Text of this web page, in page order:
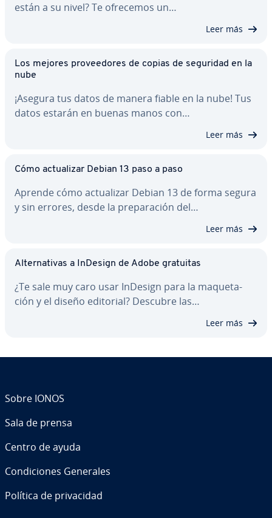
están a su nivel? Te ofrecemos un…
Leer más
Los mejores pro­vee­do­res de copias de seguridad en la
nube
¡Asegura tus datos de manera fiable en la nube! Tus
datos estarán en buenas manos con…
Leer más
Cómo ac­tua­li­zar Debian 13 paso a paso
Aprende cómo ac­tua­li­zar Debian 13 de forma segura
y sin errores, desde la pre­pa­ra­ción del…
Leer más
Al­te­r­na­ti­vas a InDesign de Adobe gratuitas
¿Te sale muy caro usar InDesign para la ma­que­ta­
ción y el diseño editorial? Descubre las…
Leer más
Sobre IONOS
Sala de prensa
Centro de ayuda
Co­n­di­cio­nes Generales
Política de pri­va­ci­dad